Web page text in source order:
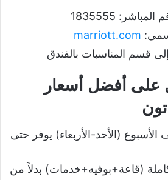
1835555
marriott.com
قسم المناسبات بالفندق
على أفضل أسعار
(الأحد-الأربعاء) يوفر حتى
(قاعة+بوفيه+خدمات) بدلاً من